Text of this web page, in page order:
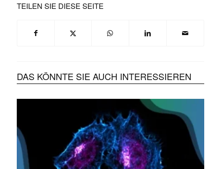
TEILEN SIE DIESE SEITE
DAS KÖNNTE SIE AUCH INTERESSIEREN